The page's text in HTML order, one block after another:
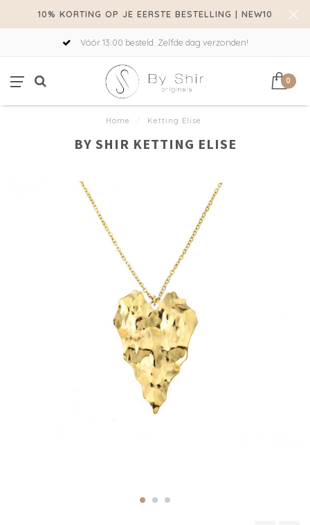
10% KORTING OP JE EERSTE BESTELLING | NEW10
Vóór 13:00 besteld. Zelfde dag verzonden!
0
Home / Ketting Elise
BY SHIR KETTING ELISE